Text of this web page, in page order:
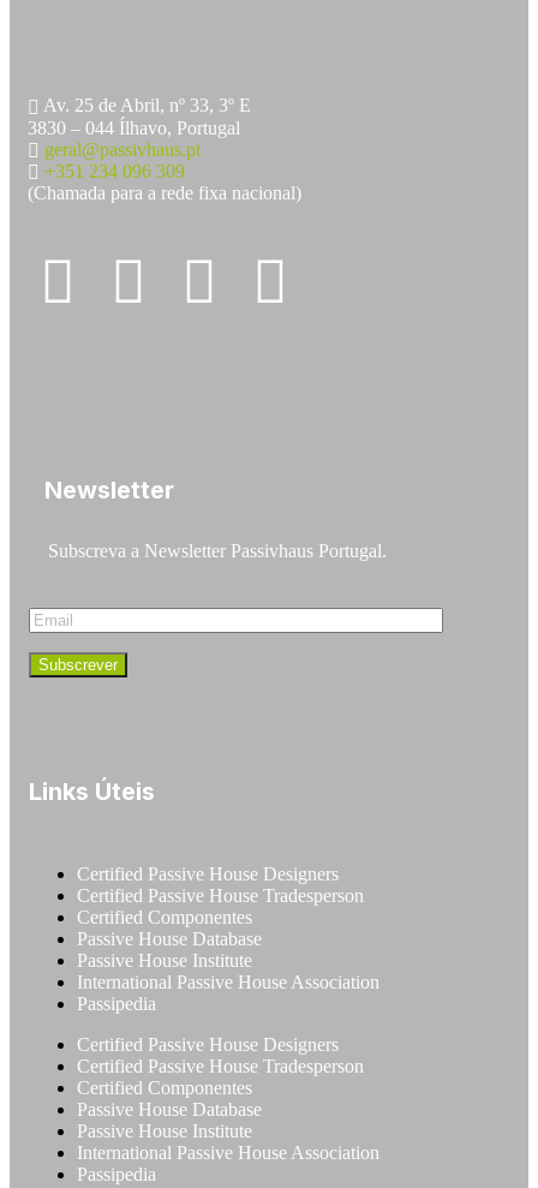
Av. 25 de Abril, nº 33, 3º E
3830 – 044 Ílhavo, Portugal
geral@passivhaus.pt
+351 234 096 309
(Chamada para a rede fixa nacional)
Newsletter
Subscreva a Newsletter Passivhaus Portugal.
Links Úteis
Certified Passive House Designers
Certified Passive House Tradesperson
Certified Componentes
Passive House Database
Passive House Institute
International Passive House Association
Passipedia
Certified Passive House Designers
Certified Passive House Tradesperson
Certified Componentes
Passive House Database
Passive House Institute
International Passive House Association
Passipedia